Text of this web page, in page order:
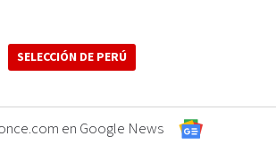
SELECCIÓN DE PERÚ
en Google News